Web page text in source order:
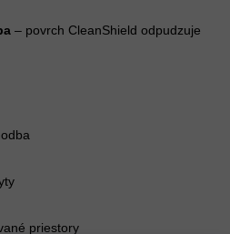
– povrch CleanShield odpudzuje
priestory